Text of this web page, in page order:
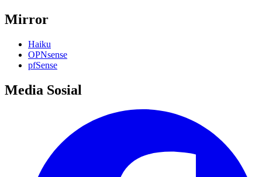
Mirror
Haiku
OPNsense
pfSense
Media Sosial